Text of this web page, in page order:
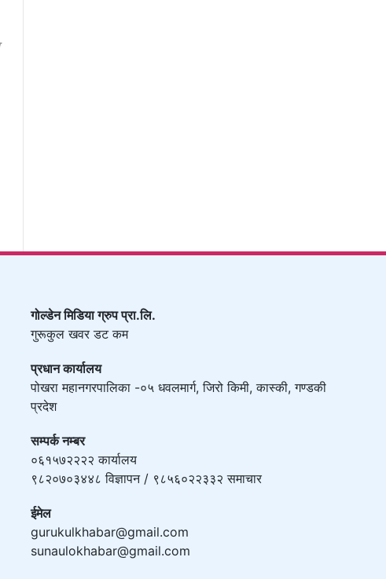
गोल्डेन मिडिया ग्रुप प्रा.लि.
गुरूकुल खवर डट कम
प्रधान कार्यालय
पोखरा महानगरपालिका -०५ धवलमार्ग, जिरो किमी, कास्की, गण्डकी
प्रदेश
सम्पर्क नम्बर
०६१५७२२२२ कार्यालय
९८२०७०३४४८ विज्ञापन / ९८५६०२२३३२ समाचार
ईमेल
gurukulkhabar@gmail.com
sunaulokhabar@gmail.com